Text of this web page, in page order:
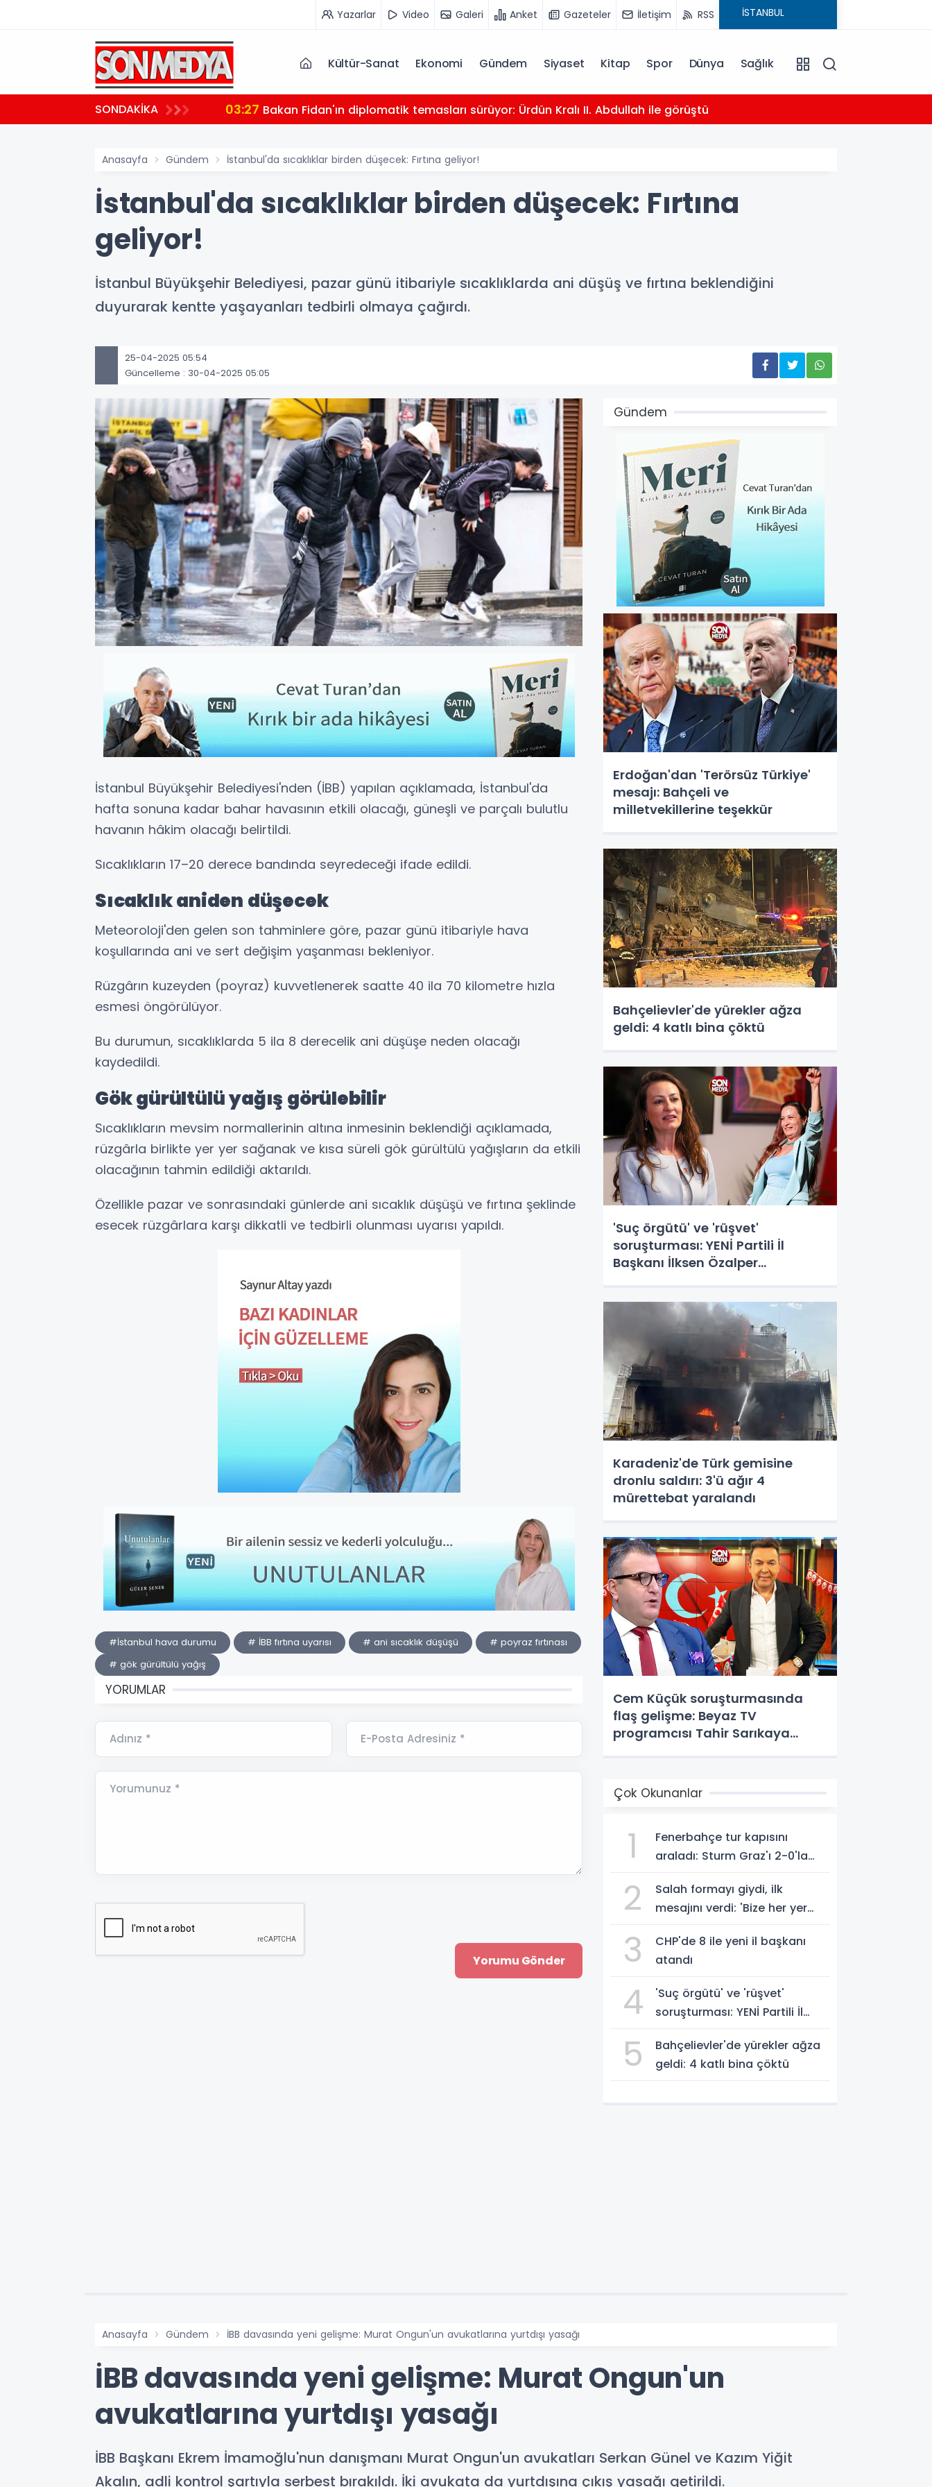
Yazarlar Video Galeri Anket Gazeteler İletişim RSS
Kültür-Sanat Ekonomi Gündem Siyaset Kitap Spor Dünya Sağlık
SONDAKİKA 03:27 Bakan Fidan'ın diplomatik temasları sürüyor: Ürdün Kralı II. Abdullah ile görüştü
Anasayfa Gündem İstanbul'da sıcaklıklar birden düşecek: Fırtına geliyor!
İstanbul'da sıcaklıklar birden düşecek: Fırtına
geliyor!
İstanbul Büyükşehir Belediyesi, pazar günü itibariyle sıcaklıklarda ani düşüş ve fırtına beklendiğini
duyurarak kentte yaşayanları tedbirli olmaya çağırdı.
25-04-2025 05:54
Güncelleme : 30-04-2025 05:05
İstanbul Büyükşehir Belediyesi'nden (İBB) yapılan açıklamada, İstanbul'da
hafta sonuna kadar bahar havasının etkili olacağı, güneşli ve parçalı bulutlu
havanın hâkim olacağı belirtildi.
Sıcaklıkların 17–20 derece bandında seyredeceği ifade edildi.
Sıcaklık aniden düşecek
Meteoroloji'den gelen son tahminlere göre, pazar günü itibariyle hava
koşullarında ani ve sert değişim yaşanması bekleniyor.
Rüzgârın kuzeyden (poyraz) kuvvetlenerek saatte 40 ila 70 kilometre hızla
esmesi öngörülüyor.
Bu durumun, sıcaklıklarda 5 ila 8 derecelik ani düşüşe neden olacağı
kaydedildi.
Gök gürültülü yağış görülebilir
Sıcaklıkların mevsim normallerinin altına inmesinin beklendiği açıklamada,
rüzgârla birlikte yer yer sağanak ve kısa süreli gök gürültülü yağışların da etkili
olacağının tahmin edildiği aktarıldı.
Özellikle pazar ve sonrasındaki günlerde ani sıcaklık düşüşü ve fırtına şeklinde
esecek rüzgârlara karşı dikkatli ve tedbirli olunması uyarısı yapıldı.
#İstanbul hava durumu # İBB fırtına uyarısı # ani sıcaklık düşüşü
# poyraz fırtınası
# gök gürültülü yağış
YORUMLAR
Adınız * E-Posta Adresiniz *
Yorumunuz *
Gündem
Erdoğan'dan 'Terörsüz Türkiye'
mesajı: Bahçeli ve
milletvekillerine teşekkür
Bahçelievler'de yürekler ağza
geldi: 4 katlı bina çöktü
'Suç örgütü' ve 'rüşvet'
soruşturması: YENİ Partili İl
Başkanı İlksen Özalper
Karadeniz'de Türk gemisine
dronlu saldırı: 3'ü ağır 4
mürettebat yaralandı
Cem Küçük soruşturmasında
flaş gelişme: Beyaz TV
programcısı Tahir Sarıkaya
Çok Okunanlar
1
Fenerbahçe tur kapısını
araladı: Sturm Graz'ı 2-0'la
2
Salah formayı giydi, ilk
mesajını verdi: 'Bize her yer
3
CHP'de 8 ile yeni il başkanı
atandı
4
'Suç örgütü' ve 'rüşvet'
soruşturması: YENİ Partili İl
gözaltında
5
Bahçelievler'de yürekler ağza
geldi: 4 katlı bina çöktü
Anasayfa Gündem İBB davasında yeni gelişme: Murat Ongun'un avukatlarına yurtdışı yasağı
İBB davasında yeni gelişme: Murat Ongun'un
avukatlarına yurtdışı yasağı
İBB Başkanı Ekrem İmamoğlu'nun danışmanı Murat Ongun'un avukatları Serkan Günel ve Kazım Yiğit
Akalın, adli kontrol şartıyla serbest bırakıldı. İki avukata da yurtdışına çıkış yasağı getirildi.